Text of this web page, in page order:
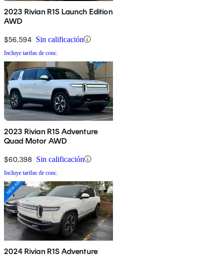
2023 Rivian R1S Launch Edition
AWD
$56,594 Sin calificación
Incluye tarifas de conc.
2023 Rivian R1S Adventure
Quad Motor AWD
$60,398 Sin calificación
Incluye tarifas de conc.
2024 Rivian R1S Adventure